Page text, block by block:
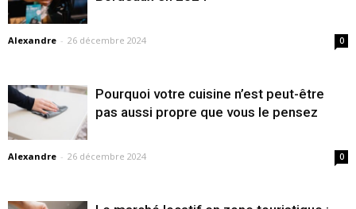
Alexandre - 26 décembre 2024 0
Pourquoi votre cuisine n’est peut-être
pas aussi propre que vous le pensez
Alexandre - 26 décembre 2024 0